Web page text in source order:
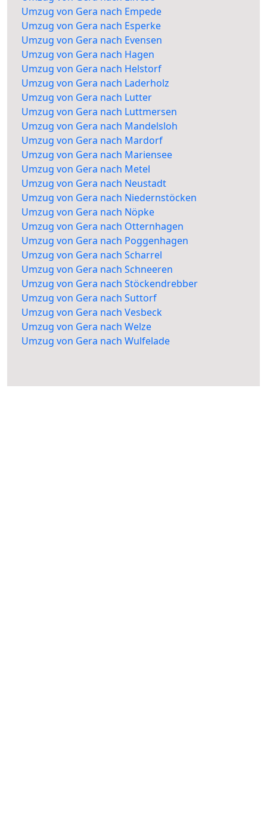
Umzug von Gera nach Empede
Umzug von Gera nach Esperke
Umzug von Gera nach Evensen
Umzug von Gera nach Hagen
Umzug von Gera nach Helstorf
Umzug von Gera nach Laderholz
Umzug von Gera nach Lutter
Umzug von Gera nach Luttmersen
Umzug von Gera nach Mandelsloh
Umzug von Gera nach Mardorf
Umzug von Gera nach Mariensee
Umzug von Gera nach Metel
Umzug von Gera nach Neustadt
Umzug von Gera nach Niedernstöcken
Umzug von Gera nach Nöpke
Umzug von Gera nach Otternhagen
Umzug von Gera nach Poggenhagen
Umzug von Gera nach Scharrel
Umzug von Gera nach Schneeren
Umzug von Gera nach Stöckendrebber
Umzug von Gera nach Suttorf
Umzug von Gera nach Vesbeck
Umzug von Gera nach Welze
Umzug von Gera nach Wulfelade